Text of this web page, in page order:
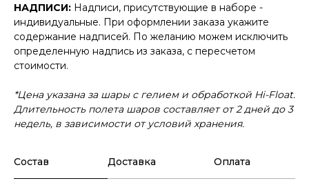
НАДПИСИ: Надписи, присутствующие в наборе -
индивидуальные. При оформлении заказа укажите
содержание надписей. По желанию можем исключить
определенную надпись из заказа, с пересчетом
стоимости.
*Цена указана за шары с гелием и обработкой Hi-Float.
Длительность полета шаров составляет от 2 дней до 3
недель, в зависимости от условий хранения.
Состав Доставка Оплата